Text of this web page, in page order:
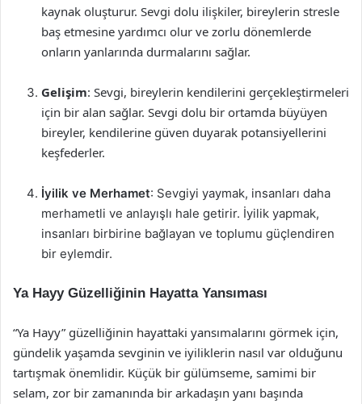
kaynak oluşturur. Sevgi dolu ilişkiler, bireylerin stresle
baş etmesine yardımcı olur ve zorlu dönemlerde
onların yanlarında durmalarını sağlar.
Gelişim: Sevgi, bireylerin kendilerini gerçekleştirmeleri
için bir alan sağlar. Sevgi dolu bir ortamda büyüyen
bireyler, kendilerine güven duyarak potansiyellerini
keşfederler.
İyilik ve Merhamet: Sevgiyi yaymak, insanları daha
merhametli ve anlayışlı hale getirir. İyilik yapmak,
insanları birbirine bağlayan ve toplumu güçlendiren
bir eylemdir.
Ya Hayy Güzelliğinin Hayatta Yansıması
“Ya Hayy” güzelliğinin hayattaki yansımalarını görmek için,
gündelik yaşamda sevginin ve iyiliklerin nasıl var olduğunu
tartışmak önemlidir. Küçük bir gülümseme, samimi bir
selam, zor bir zamanında bir arkadaşın yanı başında